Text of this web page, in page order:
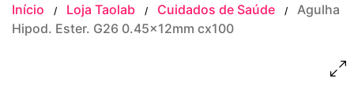
Início / Loja Taolab / Cuidados de Saúde /
Agulha
Hipod. Ester. G26 0.45x12mm cx100